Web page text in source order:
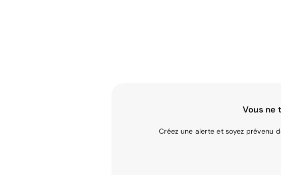
Vous ne
Créez une alerte et soyez prévenu